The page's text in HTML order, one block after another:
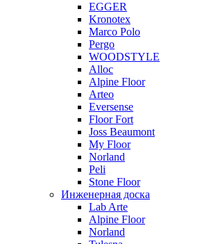
EGGER
Kronotex
Marco Polo
Pergo
WOODSTYLE
Alloc
Alpine Floor
Arteo
Eversense
Floor Fort
Joss Beaumont
My Floor
Norland
Peli
Stone Floor
Инженерная доска
Lab Arte
Alpine Floor
Norland